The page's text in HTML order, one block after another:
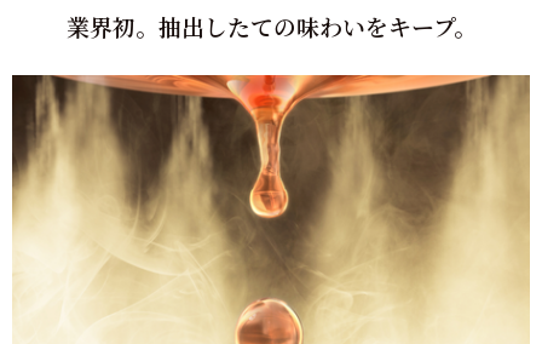
業界初。抽出したての味わいをキープ。